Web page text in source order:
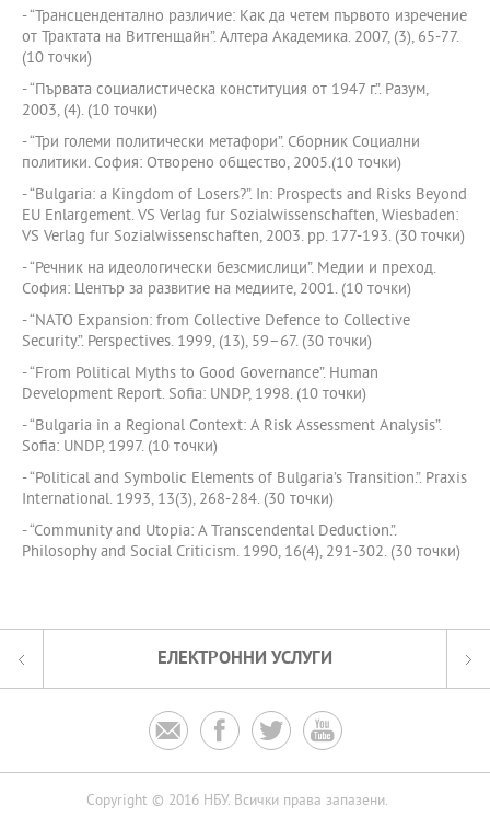
- “Трансцендентално различие: Как да четем първото изречение
от Трактата на Витгенщайн”. Алтера Академика. 2007, (3), 65-77.
(10 точки)
- “Първата социалистическа конституция от 1947 г.”. Разум,
2003, (4). (10 точки)
- “Три големи политически метафори”. Сборник Социални
политики. София: Отворено общество, 2005.(10 точки)
- “Bulgaria: a Kingdom of Losers?”. In: Prospects and Risks Beyond
EU Enlargement. VS Verlag fur Sozialwissenschaften, Wiesbaden:
VS Verlag fur Sozialwissenschaften, 2003. pp. 177-193. (30 точки)
- “Речник на идеологически безсмислици”. Медии и преход.
София: Център за развитие на медиите, 2001. (10 точки)
- “NATO Expansion: from Collective Defence to Collective
Security.”. Perspectives. 1999, (13), 59–67. (30 точки)
- “From Political Myths to Good Governance”. Human
Development Report. Sofia: UNDP, 1998. (10 точки)
- “Bulgaria in a Regional Context: A Risk Assessment Analysis”.
Sofia: UNDP, 1997. (10 точки)
- “Political and Symbolic Elements of Bulgaria’s Transition.”. Praxis
International. 1993, 13(3), 268-284. (30 точки)
- “Community and Utopia: A Transcendental Deduction.”.
Philosophy and Social Criticism. 1990, 16(4), 291-302. (30 точки)
ЕЛЕКТРОННИ УСЛУГИ
   
Copyright © 2016 НБУ. Всички права запазени.